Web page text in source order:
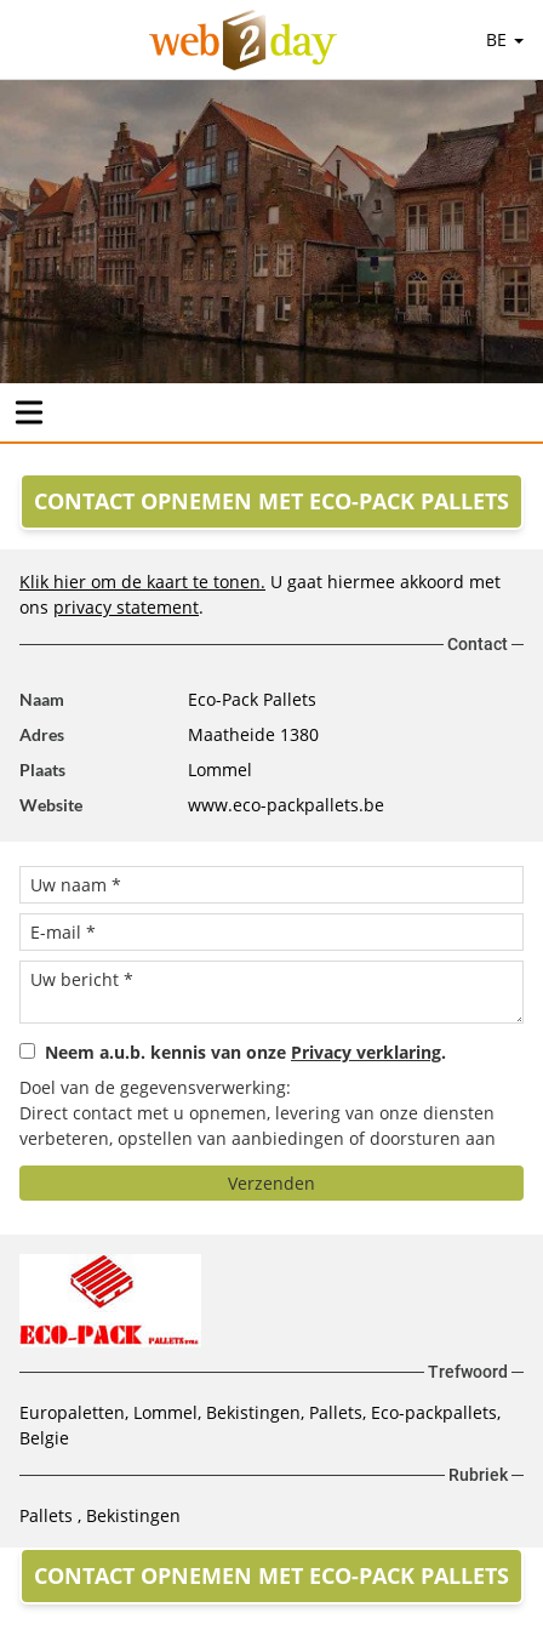
BE
CONTACT OPNEMEN MET ECO-PACK PALLETS
Klik hier om de kaart te tonen. U gaat hiermee akkoord met
ons privacy statement.
Contact
Naam Eco-Pack Pallets
Adres Maatheide 1380
Plaats Lommel
Website www.eco-packpallets.be
Neem a.u.b. kennis van onze Privacy verklaring.
Doel van de gegevensverwerking:
Direct contact met u opnemen, levering van onze diensten
verbeteren, opstellen van aanbiedingen of doorsturen aan
het door u geselecteerde bedrijf.
Verzenden
Trefwoord
Europaletten, Lommel, Bekistingen, Pallets, Eco-packpallets,
Belgie
Rubriek
Pallets Bekistingen
CONTACT OPNEMEN MET ECO-PACK PALLETS